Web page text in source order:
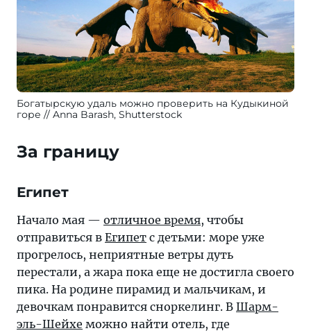
Богатырскую удаль можно проверить на Кудыкиной
горе
Anna Barash, Shutterstock
За границу
Египет
Начало мая — отличное время, чтобы
отправиться в Египет с детьми: море уже
прогрелось, неприятные ветры дуть
перестали, а жара пока еще не достигла своего
пика. На родине пирамид и мальчикам, и
девочкам понравится сноркелинг. В Шарм-
эль-Шейхе можно найти отель, где